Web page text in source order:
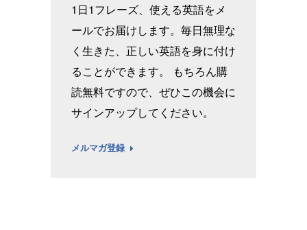
1日1フレーズ、使える英語をメ
ールでお届けします。毎日無理な
く生きた、正しい英語を身に付け
ることができます。 もちろん購
読無料ですので、ぜひこの機会に
サインアップしてください。
メルマガ登録